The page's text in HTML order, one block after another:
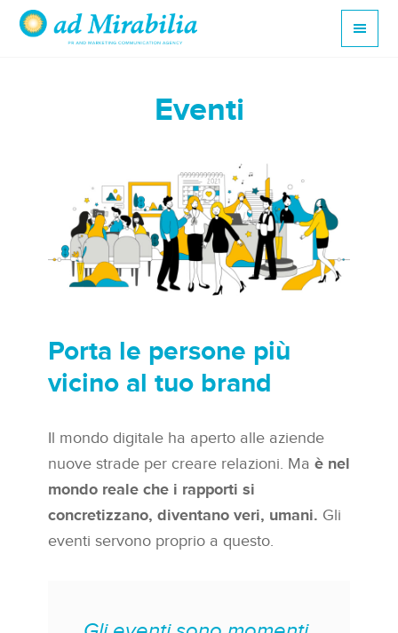
Eventi
Porta le persone più
vicino al tuo brand
Il mondo digitale ha aperto alle aziende
nuove strade per creare relazioni. Ma è nel
mondo reale che i rapporti si
concretizzano, diventano veri, umani. Gli
eventi servono proprio a questo.